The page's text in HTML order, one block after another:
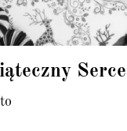
Serce